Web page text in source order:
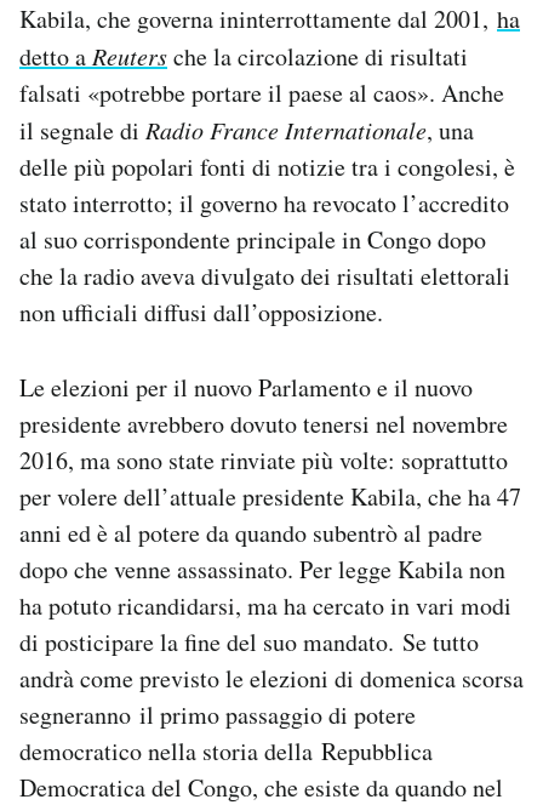
Kabila, che governa ininterrottamente dal 2001, ha
detto a Reutersche la circolazione di risultati
falsati «potrebbe portare il paese al caos». Anche
il segnale di Radio France Internationale, una
delle più popolari fonti di notizie tra i congolesi, è
stato interrotto; il governo ha revocato l’accredito
al suo corrispondente principale in Congo dopo
che la radio aveva divulgato dei risultati elettorali
non ufficiali diffusi dall’opposizione.
Le elezioni per il nuovo Parlamento e il nuovo
presidente avrebbero dovuto tenersi nel novembre
2016, ma sono state rinviate più volte: soprattutto
per volere dell’attuale presidente Kabila, che ha 47
anni ed è al potere da quando subentrò al padre
dopo che venne assassinato. Per legge Kabila non
ha potuto ricandidarsi, ma ha cercato in vari modi
di posticipare la fine del suo mandato. Se tutto
andrà come previsto le elezioni di domenica scorsa
segneranno il primo passaggio di potere
democratico nella storia della Repubblica
Democratica del Congo, che esiste da quando nel